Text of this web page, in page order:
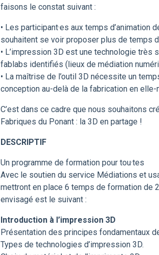
faisons le constat suivant :
• Les participant·es aux temps
souhaitent se voir proposer plus de temps
• L’impression 3D est une technologie
fablabs identifiés (lieux de médiation
• La maîtrise de l’outil 3D nécessite un
conception au-delà de la fabrication en
C’est dans ce cadre que nous souhaitons
Fabriques du Ponant : la 3D en partage !
DESCRIPTIF
Un programme de formation pour tou·tes
Avec le soutien du service Médiations et
mettront en place 6 temps de formation de
envisagé est le suivant :
Introduction à l’impression 3D
Présentation des principes fondamentaux
Types de technologies d’impression 3D.